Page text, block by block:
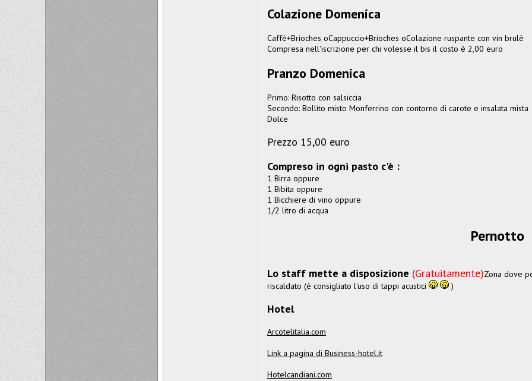
Colazione Domenica
Caffè+Brioches oCappuccio+Brioches oColazione ruspante con vin brulè
Compresa nell'iscrizione per chi volesse il bis il costo è 2,00 euro
Pranzo Domenica
Primo: Risotto con salsiccia
Secondo: Bollito misto Monferrino con contorno di carote e insalata mista
Dolce
Prezzo 15,00 euro
Compreso in ogni pasto c'è :
1 Birra oppure
1 Bibita oppure
1 Bicchiere di vino oppure
1/2 litro di acqua
Pernotto
Lo staff mette a disposizione (Gratuitamente)Zona dove
riscaldato (è consigliato l'uso di tappi acustici
)
Hotel
Arcotelitalia.com
Link a pagina di Business-hotel.it
Hotelcandiani.com